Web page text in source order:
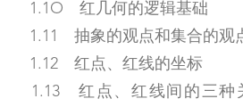
1.1O 红几何的逻辑基础
1.11 抽象的观点和集合的观
1.12 红点、红线的坐标
1.13 红点、红线间的三种